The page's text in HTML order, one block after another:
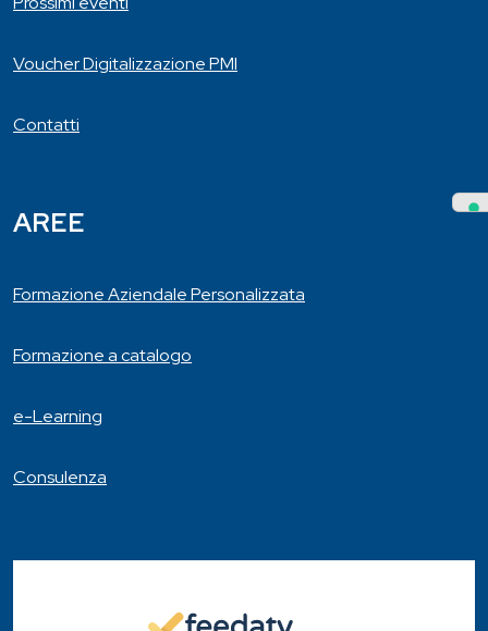
Voucher Digitalizzazione PMI
Contatti
AREE
Formazione Aziendale Personalizzata
Formazione a catalogo
e-Learning
Consulenza